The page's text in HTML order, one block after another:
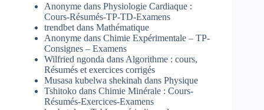
Anonyme dans Physiologie Cardiaque :
Cours-Résumés-TP-TD-Examens
trendbet dans Mathématique
Anonyme dans Chimie Expérimentale – TP-
Consignes – Examens
Wilfried ngonda dans Algorithme : cours,
Résumés et exercices corrigés
Musasa kubelwa shekinah dans Physique
Tshitoko dans Chimie Minérale : Cours-
Résumés-Exercices-Examens